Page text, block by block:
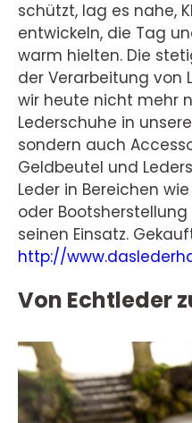
schützt, lag es nahe,
entwickeln, die Tag
warm hielten. Die
der Verarbeitung von
wir heute nicht mehr
Lederschuhe in
sondern auch
Geldbeutel und
Leder in Bereichen
oder
seinen Einsatz.
http://
Von Echtleder